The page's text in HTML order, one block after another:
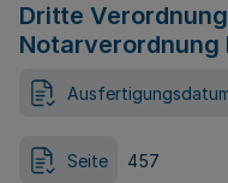
Dritte
Notarverordnung
Seite 457